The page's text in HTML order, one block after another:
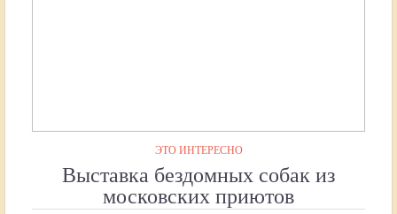
ЭТО ИНТЕРЕСНО
Выставка бездомных собак из
московских приютов